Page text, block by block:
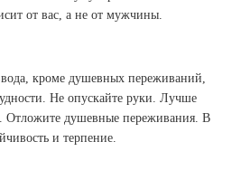
от вас, а не от мужчины.
кроме душевных переживаний,
Не опускайте руки. Лучше
Отложите душевные переживания. В
и терпение.